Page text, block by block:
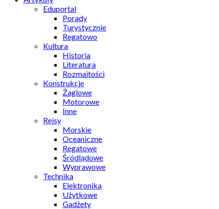
Eduportal
Porady
Turystycznie
Regatowo
Kultura
Historia
Literatura
Rozmaitości
Konstrukcje
Żaglowe
Motorowe
Inne
Rejsy
Morskie
Oceaniczne
Regatowe
Śródlądowe
Wyprawowe
Technika
Elektronika
Użytkowe
Gadżety